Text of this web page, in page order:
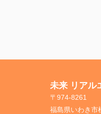
未来 リアル
〒974-8261
福島県いわき市